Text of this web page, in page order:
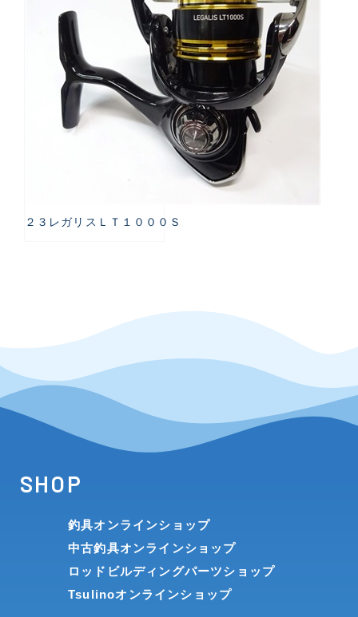
２３レガリスＬＴ１０００Ｓ
SHOP
釣具オンラインショップ
中古釣具オンラインショップ
ロッドビルディングパーツショップ
Tsulinoオンラインショップ